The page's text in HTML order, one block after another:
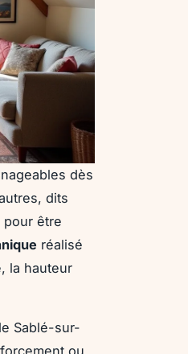
dès
dits
pour être
réalisé
la hauteur
Sablé-sur-
ou